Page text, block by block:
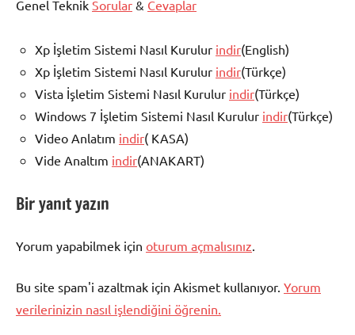
Genel Teknik Sorular & Cevaplar
Xp İşletim Sistemi Nasıl Kurulur indir(English)
Xp İşletim Sistemi Nasıl Kurulur indir(Türkçe)
Vista İşletim Sistemi Nasıl Kurulur indir(Türkçe)
Windows 7 İşletim Sistemi Nasıl Kurulur indir(Türkçe)
Video Anlatım indir( KASA)
Vide Analtım indir(ANAKART)
Bir yanıt yazın
Yorum yapabilmek için oturum açmalısınız.
Bu site spam'i azaltmak için Akismet kullanıyor. Yorum
verilerinizin nasıl işlendiğini öğrenin.